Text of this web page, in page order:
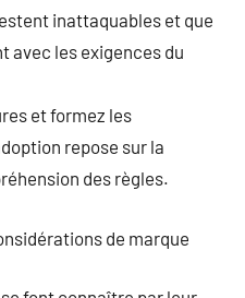
inattaquables et que
avec les exigences du
et formez les
repose sur la
des règles.
de marque